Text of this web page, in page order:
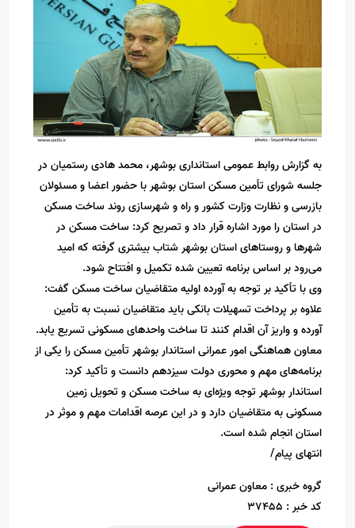
به گزارش روابط عمومی استانداری بوشهر، محمد هادی رستمیان در
جلسه شورای تأمین مسکن استان بوشهر با حضور اعضا و مسئولان
بازرسی و نظارت وزارت کشور و راه و شهرسازی روند ساخت مسکن
در استان را مورد اشاره قرار داد و تصریح کرد: ساخت مسکن در
شهرها و روستاهای استان بوشهر شتاب بیشتری گرفته که امید
می‌رود بر اساس برنامه تعیین شده تکمیل و افتتاح شود.
وی با تأکید بر توجه به آورده اولیه متقاضیان ساخت مسکن گفت:
علاوه بر پرداخت تسهیلات بانکی باید متقاضیان نسبت به تأمین
آورده و واریز آن اقدام کنند تا ساخت واحدهای مسکونی تسریع یابد.
معاون هماهنگی امور عمرانی استاندار بوشهر تأمین مسکن را یکی از
برنامه‌های مهم و محوری دولت سیزدهم دانست و تأکید کرد:
استاندار بوشهر توجه ویژه‌ای به ساخت مسکن و تحویل زمین
مسکونی به متقاضیان دارد و در این عرصه اقدامات مهم و موثر در
استان انجام شده است.
انتهای پیام/
گروه خبری : معاون عمرانی
کد خبر : 37455